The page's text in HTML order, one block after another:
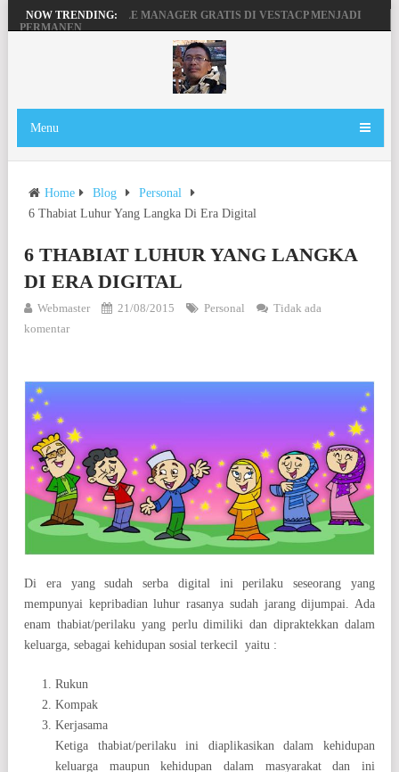
NOW TRENDING:
MENGAKTIFKAN FILE MANAGER GRATIS DI VESTACP MENJADI
PERMANEN
PENGERTIAN DOMAIN, SERVER DAN HOSTING
BEKERJA, BERMAIN DENGAN LAPTOP HP PAVILION X360
Menu
Home Blog
Personal
6 Thabiat Luhur Yang Langka Di Era Digital
6 THABIAT LUHUR YANG LANGKA
DI ERA DIGITAL
Webmaster 21/08/2015 Personal
Tidak ada
komentar
Di era yang sudah serba digital ini perilaku seseorang yang
mempunyai kepribadian luhur rasanya sudah jarang dijumpai. Ada
enam thabiat/perilaku yang perlu dimiliki dan dipraktekkan dalam
keluarga, sebagai kehidupan sosial terkecil yaitu :
Rukun
Kompak
Kerjasama
Ketiga thabiat/perilaku ini diaplikasikan dalam kehidupan
keluarga maupun kehidupan dalam masyarakat dan ini